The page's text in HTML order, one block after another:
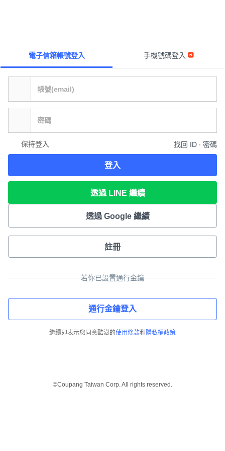
電子信箱帳號登入 手機號碼登入
保持登入 找回 ID ∙ 密碼
登入
透過 LINE 繼續
透過 Google 繼續
註冊
若你已設置通行金鑰
通行金鑰登入
繼續即表示您同意酷澎的使用條款和 隱私權政策
©Coupang Taiwan Corp. All rights reserved.